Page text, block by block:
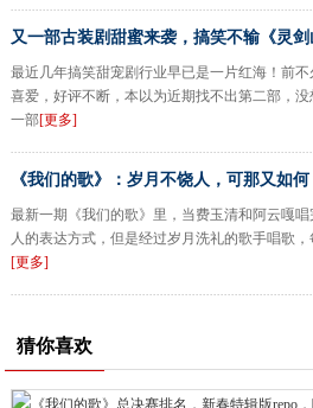
又一部古装剧甜蜜来袭，搞笑不输《灵
最近几年搞笑甜宠剧行业早已是一片红海！前
喜爱，好评不断，本以为近期找不出第二部，
一部[更多]
《我们的歌》：岁月不饶人，可那又如何
最新一期《我们的歌》里，当费玉清和阿云嘎
人的表达方式，但是经过岁月洗礼的歌手唱歌
[更多]
猜你喜欢